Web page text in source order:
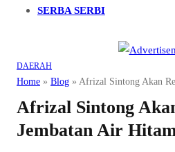
SERBA SERBI
DAERAH
Home » Blog » Afrizal Sintong Akan
Afrizal Sintong
Jembatan Air